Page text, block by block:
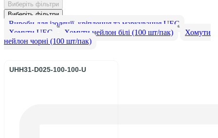
Виберіть фільтри
Виберіть фільтри
Вироби для ізоляцїї, кріплення та маркування UEC
Хомути UEC
Хомути нейлон білі (100 шт/пак)
Хомути
нейлон чорні (100 шт/пак)
UHH31-D025-100-100-U